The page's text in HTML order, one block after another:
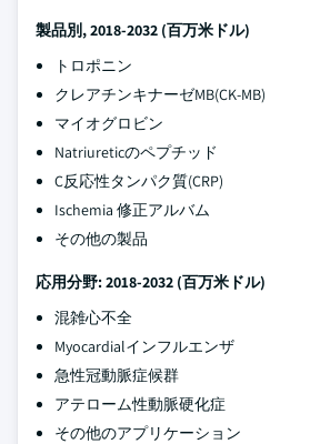
製品別, 2018-2032 (百万米ドル)
トロポニン
クレアチンキナーゼMB(CK-MB)
マイオグロビン
Natriureticのペプチッド
C反応性タンパク質(CRP)
Ischemia 修正アルバム
その他の製品
応用分野: 2018-2032 (百万米ドル)
混雑心不全
Myocardialインフルエンザ
急性冠動脈症候群
アテローム性動脈硬化症
その他のアプリケーション